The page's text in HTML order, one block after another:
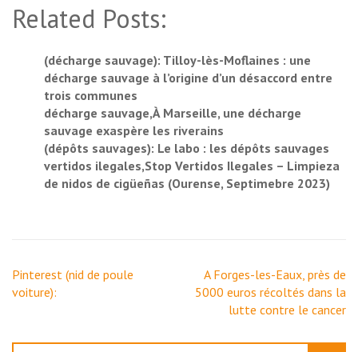
Related Posts:
(décharge sauvage): Tilloy-lès-Moflaines : une
décharge sauvage à l’origine d’un désaccord entre
trois communes
décharge sauvage,À Marseille, une décharge
sauvage exaspère les riverains
(dépôts sauvages): Le labo : les dépôts sauvages
vertidos ilegales,Stop Vertidos Ilegales – Limpieza
de nidos de cigüeñas (Ourense, Septimebre 2023)
Navigation
de
l’article
Pinterest (nid de poule
voiture):
A Forges-les-Eaux, près de
5000 euros récoltés dans la
lutte contre le cancer